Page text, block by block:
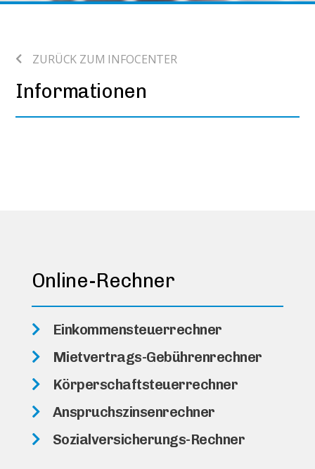
ZURÜCK ZUM INFOCENTER
Informationen
Online-Rechner
Einkommensteuerrechner
Mietvertrags-Gebührenrechner
Körperschaftsteuerrechner
Anspruchszinsenrechner
Sozialversicherungs-Rechner